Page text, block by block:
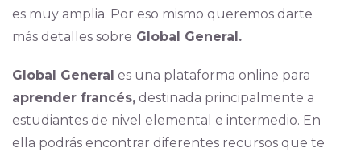
es muy amplia. Por eso mismo queremos darte
más detalles sobre Global General.
Global General es una plataforma online para
aprender francés,destinada principalmente a
estudiantes de nivel elemental e intermedio. En
ella podrás encontrar diferentes recursos que te